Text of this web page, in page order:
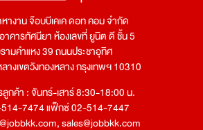
างาน จ๊อบบีเคเค ดอท คอม จำกัด
าคารทัศนียา ห้องเลขที่ ยูนิต ดี ชั้น 5
ามคำแหง 39 ถนนประชาอุทิศ
างเขตวังทองหลาง กรุงเทพฯ 10310
กค้า : จันทร์-เสาร์ 8:30-18:00 น.
514-7474 แฟ็กซ์ 02-514-7447
,sales@jobbkk.com